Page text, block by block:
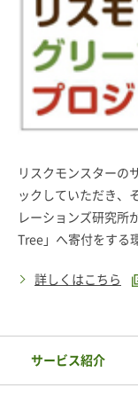
リスクモンスターの
ックしていただき、
レーションズ研究所
Tree」へ寄付をする
詳しくはこちら
サービス紹介